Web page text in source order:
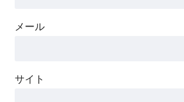
メール
サイト